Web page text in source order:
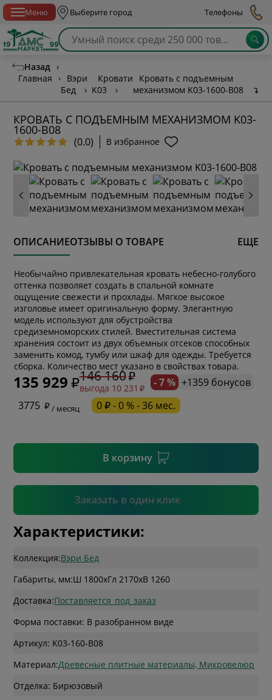
Меню Выберите город Телефоны
Назад ›
Главная
›
Вэри
Бед
›
Кровати
K03
›
Кровать с подъемным
механизмом K03-1600-B08
↴
КРОВАТЬ С ПОДЪЕМНЫМ МЕХАНИЗМОМ K03-
1600-B08
(0.0) В избранное
ОПИСАНИЕОТЗЫВЫ О ТОВАРЕ ЕЩЕ
Необычайно привлекательная кровать небесно-голубого
оттенка позволяет создать в спальной комнате
ощущение свежести и прохлады. Мягкое высокое
изголовье имеет оригинальную форму. Элегантную
модель используют для обустройства
средиземноморских стилей. Вместительная система
хранения состоит из двух объемных отсеков способных
заменить комод, тумбу или шкаф для одежды. Требуется
сборка. Количество мест указано в свойствах товара.
135 929 146 160
выгода 10 231 - 7 % +1359 бонусов
3775
/ месяц 0 ₽ - 0 % - 36 мес.
В корзину
Заказать в один клик
* необязательное поле
Подтвердить
Характеристики:
Коллекция:Вэри Бед
Габариты, мм:Ш 1800xГл 2170xВ 1260
Доставка:Поставляется_под_заказ
Форма поставки: В разобранном виде
Артикул: K03-160-B08
Материал:Древесные плитные материалы, Микровелюр
Отделка: Бирюзовый